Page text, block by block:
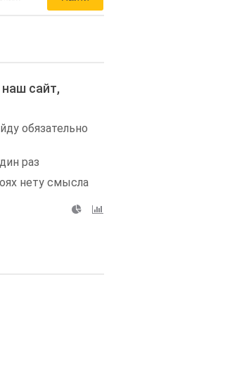
сайт,
обязательно
раз
нету смысла